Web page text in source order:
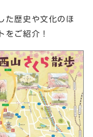
た歴史や文化のほ
をご紹介！